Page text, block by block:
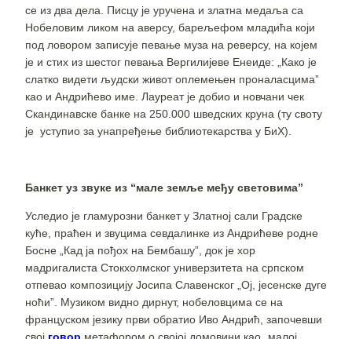
се из два дела. Писцу је уручена и златна медаља са
Нобеловим ликом на аверсу, барељефом младића који
под ловором записује певање муза на реверсу, на којем
је и стих из шестог певања Вергилијеве Енеиде: „Како је
слатко видети људски живот оплемењен проналасцима”
као и Андрићево име. Лауреат је добио и новчани чек
Скандинавске банке на 250.000 шведских круна (ту своту
је уступио за унапређење библиотекарства у БиХ).
Банкет уз звуке из “мале земље међу световима”
Уследио је гламурозни банкет у Златној сали Градске
куће, праћен и звуцима севдалинке из Андрићеве родне
Босне „Кад ја пођох на Бембашу”, док је хор
мадригалиста Стокхолмског универзитета на српском
отпевао композицију Јосипа Славенског „Ој, јесенске дуге
ноћи”. Музиком видно дирнут, нобеловцима се на
француском језику први обратио Иво Андрић, започевши
свој говор метафором о својој домовини као „малој